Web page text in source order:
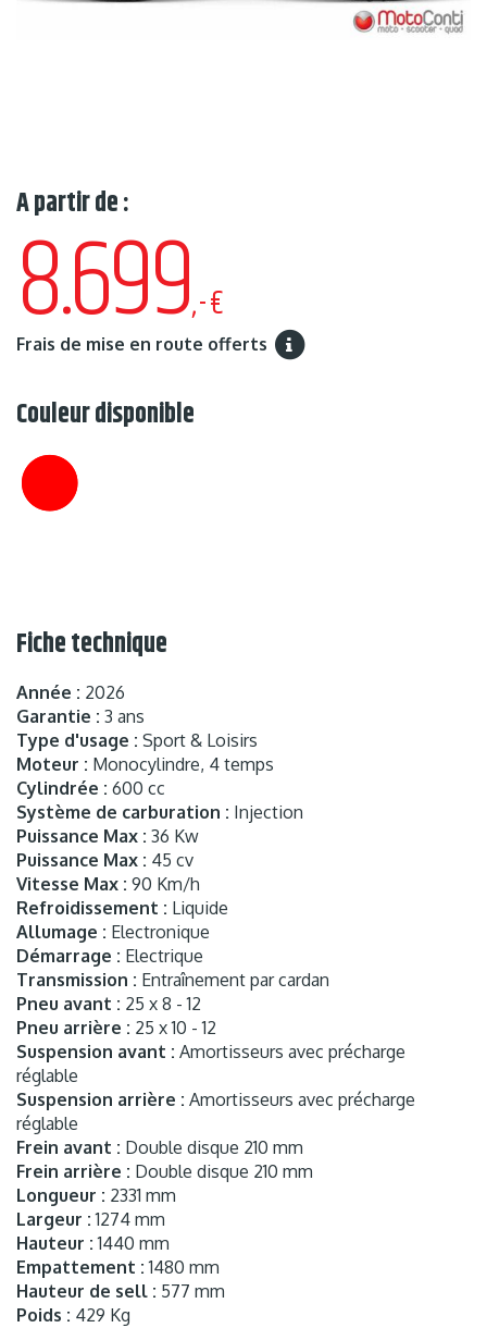
A partir de :
8.699,-€
Frais de mise en route offerts
Couleur disponible
Fiche technique
Année : 2026
Garantie : 3 ans
Type d'usage : Sport & Loisirs
Moteur : Monocylindre, 4 temps
Cylindrée : 600 cc
Système de carburation : Injection
Puissance Max : 36 Kw
Puissance Max : 45 cv
Vitesse Max : 90 Km/h
Refroidissement : Liquide
Allumage : Electronique
Démarrage : Electrique
Transmission : Entraînement par cardan
Pneu avant : 25 x 8 - 12
Pneu arrière : 25 x 10 - 12
Suspension avant : Amortisseurs avec précharge
réglable
Suspension arrière : Amortisseurs avec précharge
réglable
Frein avant : Double disque 210 mm
Frein arrière : Double disque 210 mm
Longueur : 2331 mm
Largeur : 1274 mm
Hauteur : 1440 mm
Empattement : 1480 mm
Hauteur de sell : 577 mm
Poids : 429 Kg